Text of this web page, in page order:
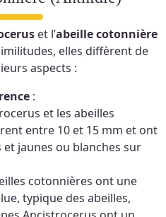
et l’abeille cotonnière
elles diffèrent de
aspects :
:
et les abeilles
entre 10 et 15 mm et ont
jaunes ou blanches sur
cotonnières ont une
typique des abeilles,